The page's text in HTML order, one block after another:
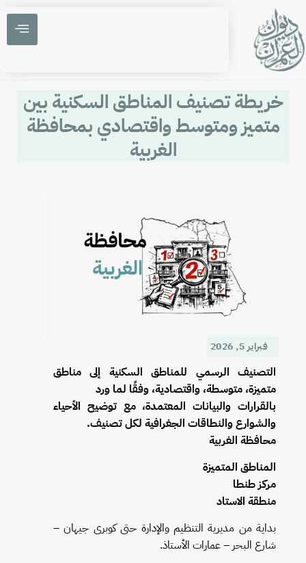
خريطة تصنيف المناطق السكنية بين
متميز ومتوسط واقتصادي بمحافظة
الغربية
فبراير 5, 2026
التصنيف الرسمي للمناطق السكنية إلى مناطق
متميزة، متوسطة، واقتصادية، وفقًا لما ورد
بالقرارات والبيانات المعتمدة، مع توضيح الأحياء
والشوارع والنطاقات الجغرافية لكل تصنيف.
محافظة الغربية
المناطق المتميزة
مركز طنطا
منطقة الاستاد
بداية من مديرية التنظيم والإدارة حتى كوبرى جيهان –
شارع البحر – عمارات الأستاذ.